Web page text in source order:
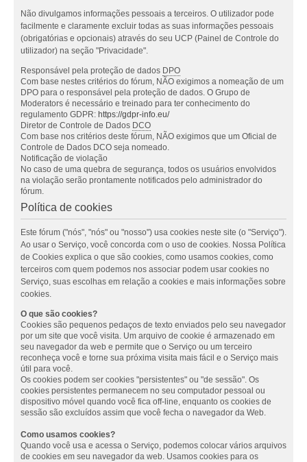
Não divulgamos informações pessoais a terceiros. O utilizador pode
facilmente e claramente excluir todas as suas informações pessoais
(obrigatórias e opcionais) através do seu UCP (Painel de Controle do
utilizador) na seção "Privacidade".
Responsável pela proteção de dados DPO
Com base nestes critérios do fórum, NÃO exigimos a nomeação de um
DPO para o responsável pela proteção de dados. O Grupo de
Moderators é necessário e treinado para ter conhecimento do
regulamento GDPR: https://gdpr-info.eu/
Diretor de Controle de Dados DCO
Com base nos critérios deste fórum, NÃO exigimos que um Oficial de
Controle de Dados DCO seja nomeado.
Notificação de violação
No caso de uma quebra de segurança, todos os usuários envolvidos
na violação serão prontamente notificados pelo administrador do
fórum.
Política de cookies
Este fórum ("nós", "nós" ou "nosso") usa cookies neste site (o "Serviço").
Ao usar o Serviço, você concorda com o uso de cookies. Nossa Política
de Cookies explica o que são cookies, como usamos cookies, como
terceiros com quem podemos nos associar podem usar cookies no
Serviço, suas escolhas em relação a cookies e mais informações sobre
cookies.
O que são cookies?
Cookies são pequenos pedaços de texto enviados pelo seu navegador
por um site que você visita. Um arquivo de cookie é armazenado em
seu navegador da web e permite que o Serviço ou um terceiro
reconheça você e torne sua próxima visita mais fácil e o Serviço mais
útil para você.
Os cookies podem ser cookies "persistentes" ou "de sessão". Os
cookies persistentes permanecem no seu computador pessoal ou
dispositivo móvel quando você fica off-line, enquanto os cookies de
sessão são excluídos assim que você fecha o navegador da Web.
Como usamos cookies?
Quando você usa e acessa o Serviço, podemos colocar vários arquivos
de cookies em seu navegador da web. Usamos cookies para os